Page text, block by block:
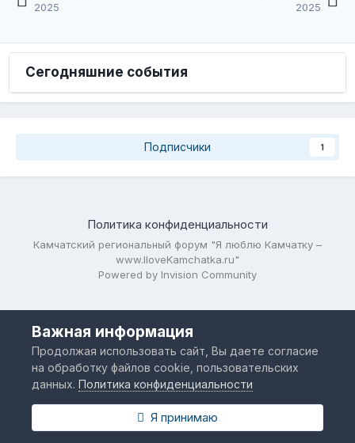
2025
2025
Сегодняшние события
Подписчики 1
Политика конфиденциальности
Камчатский региональный форум "Я люблю Камчатку –
www.IloveKamchatka.ru"
Powered by Invision Community
Важная информация
Продолжая использовать сайт, Вы даете согласие
на обработку файлов cookie, пользовательских
данных.Политика конфиденциальности
Я принимаю